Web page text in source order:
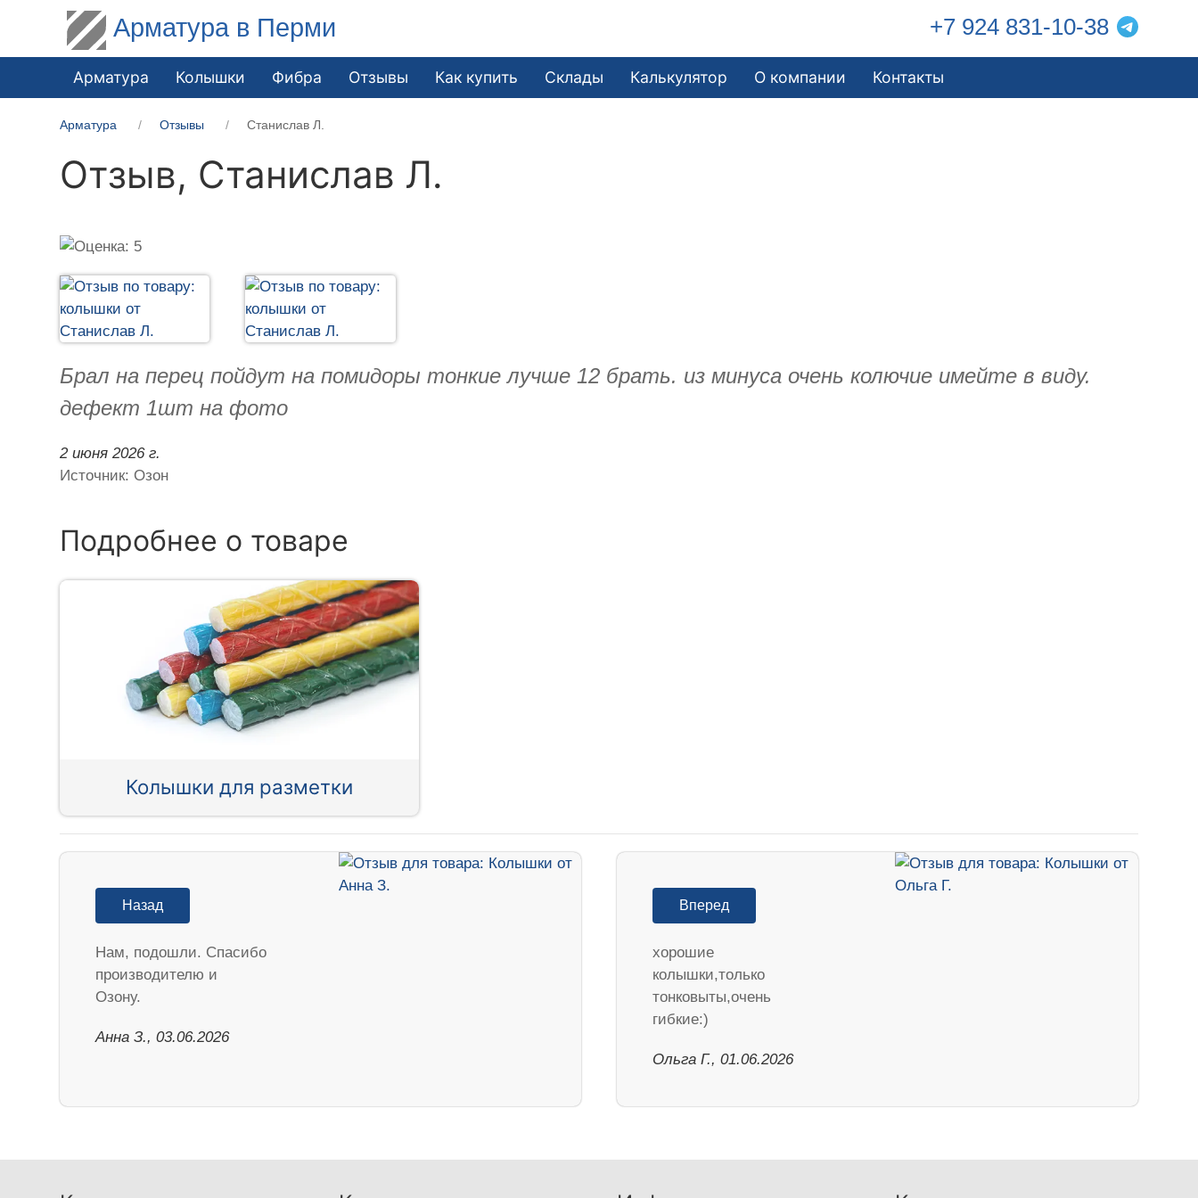
Арматура в Перми +7 924 831-10-38
Арматура Колышки Фибра Отзывы Как купить Склады Калькулятор О компании Контакты
Арматура Отзывы Станислав Л.
Отзыв, Станислав Л.
Брал на перец пойдут на помидоры тонкие лучше 12 брать. из минуса очень колючие имейте в виду.
дефект 1шт на фото
2 июня 2026 г.
Источник: Озон
Подробнее о товаре
Колышки для разметки
Назад
Нам, подошли. Спасибо
производителю и
Озону.
Анна З., 03.06.2026
Вперед
хорошие
колышки,только
тонковыты,очень
гибкие:)
Ольга Г., 01.06.2026